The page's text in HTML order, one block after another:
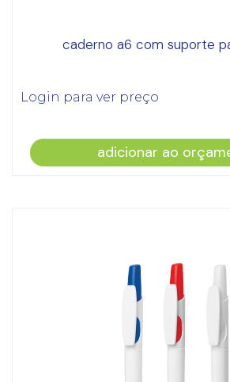
caderno a6 com suporte
Login para ver preço
adicionar ao